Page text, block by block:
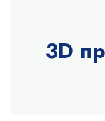
3D